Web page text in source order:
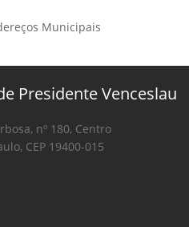
Municipais
Presidente Venceslau
nº 180, Centro
CEP 19400-015